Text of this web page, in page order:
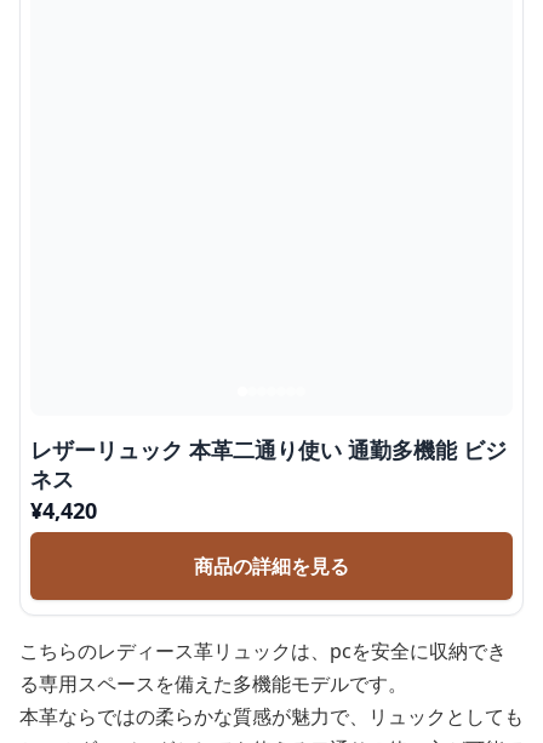
レザーリュック 本革二通り使い 通勤多機能 ビジ
ネス
¥4,420
商品の詳細を見る
こちらのレディース革リュックは、pcを安全に収納でき
る専用スペースを備えた多機能モデルです。
本革ならではの柔らかな質感が魅力で、リュックとしても